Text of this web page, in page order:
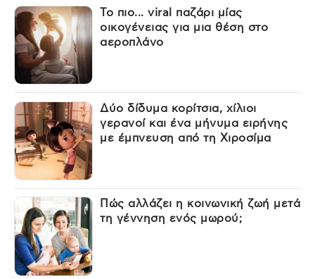
Το πιο... viral παζάρι μίας
οικογένειας για μια θέση στο
αεροπλάνο
Δύο δίδυμα κορίτσια, χίλιοι
γερανοί και ένα μήνυμα ειρήνης
με έμπνευση από τη Χιροσίμα
Πώς αλλάζει η κοινωνική ζωή μετά
τη γέννηση ενός μωρού;